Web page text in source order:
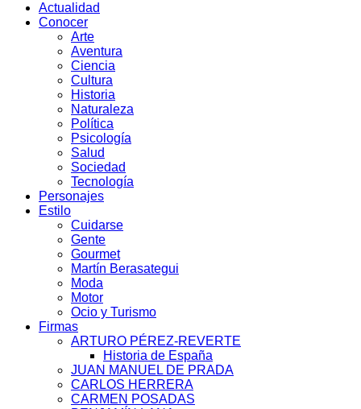
Actualidad
Conocer
Arte
Aventura
Ciencia
Cultura
Historia
Naturaleza
Política
Psicología
Salud
Sociedad
Tecnología
Personajes
Estilo
Cuidarse
Gente
Gourmet
Martín Berasategui
Moda
Motor
Ocio y Turismo
Firmas
ARTURO PÉREZ-REVERTE
Historia de España
JUAN MANUEL DE PRADA
CARLOS HERRERA
CARMEN POSADAS